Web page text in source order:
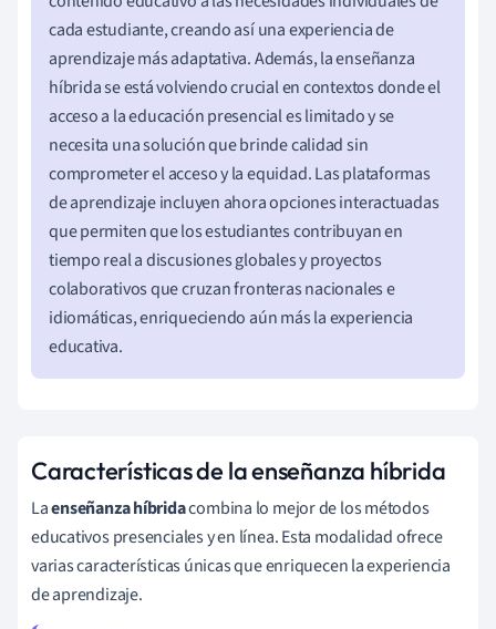
cada estudiante, creando así una experiencia de
aprendizaje más adaptativa. Además, la enseñanza
híbrida se está volviendo crucial en contextos donde el
acceso a la educación presencial es limitado y se
necesita una solución que brinde calidad sin
comprometer el acceso y la equidad. Las plataformas
de aprendizaje incluyen ahora opciones interactuadas
que permiten que los estudiantes contribuyan en
tiempo real a discusiones globales y proyectos
colaborativos que cruzan fronteras nacionales e
idiomáticas, enriqueciendo aún más la experiencia
educativa.
Características de la enseñanza híbrida
Laenseñanza híbridacombina lo mejor de los métodos
educativos presenciales y en línea. Esta modalidad ofrece
varias características únicas que enriquecen la experiencia
de aprendizaje.